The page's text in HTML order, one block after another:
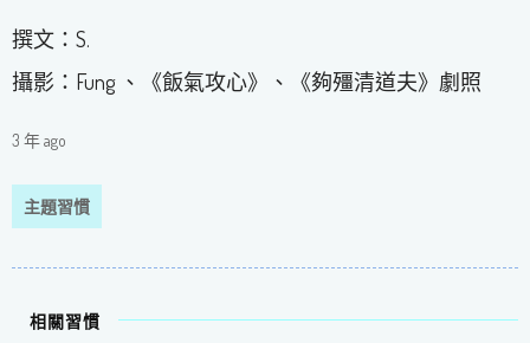
撰文：S.
攝影：Fung 、《飯氣攻心》、《夠殭清道夫》劇照
3 年 ago
主題習慣
相關習慣